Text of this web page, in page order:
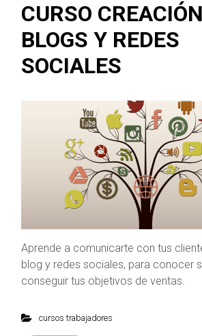
CURSO
BLOGS Y REDES
SOCIALES
Aprende a comunicarte con tus
blog y redes sociales, para conocer
conseguir tus objetivos de ventas.
cursos trabajadores